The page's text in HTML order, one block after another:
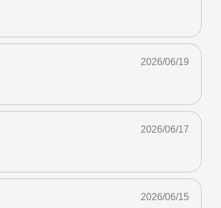
2026/06/19
2026/06/17
2026/06/15